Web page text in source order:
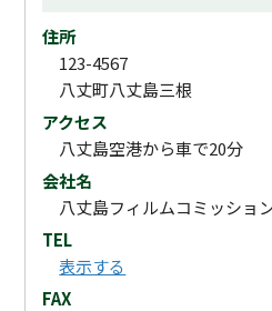
住所
123-4567
八丈町八丈島三根
アクセス
八丈島空港から車で20分
会社名
八丈島フィルムコミッショ
TEL
表示する
FAX